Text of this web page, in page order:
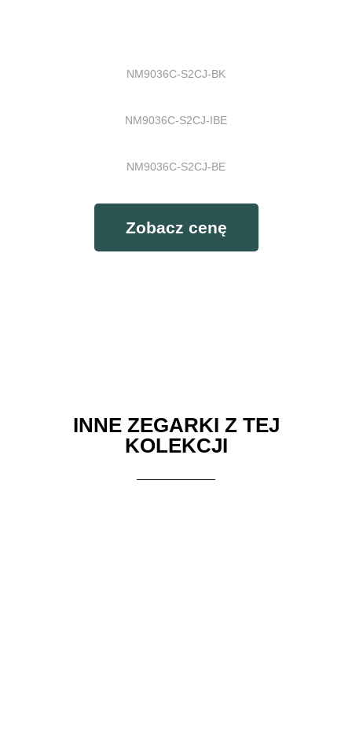
NM9036C-S2CJ-BK
NM9036C-S2CJ-IBE
NM9036C-S2CJ-BE
Zobacz cenę
INNE ZEGARKI Z TEJ
KOLEKCJI